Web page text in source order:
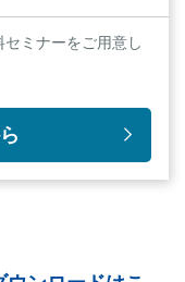
ミナーをご用意し